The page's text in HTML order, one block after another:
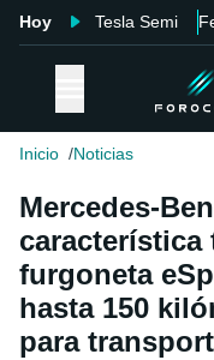
Hoy Tesla Semi
Inicio Noticias
Mercedes-
característica
furgoneta
hasta 150
para